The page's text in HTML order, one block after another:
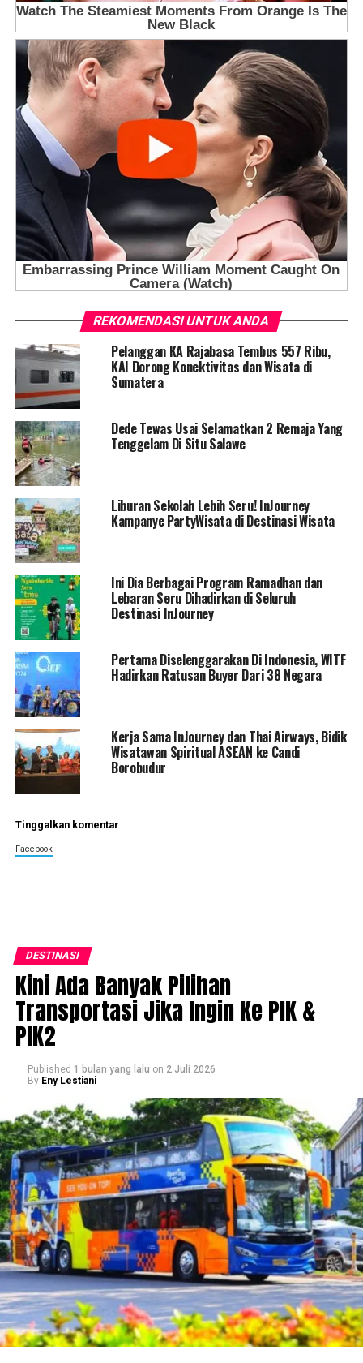
REKOMENDASI UNTUK ANDA
Pelanggan KA Rajabasa Tembus 557 Ribu,
KAI Dorong Konektivitas dan Wisata di
Sumatera
Dede Tewas Usai Selamatkan 2 Remaja Yang
Tenggelam Di Situ Salawe
Liburan Sekolah Lebih Seru! InJourney
Kampanye PartyWisata di Destinasi Wisata
Ini Dia Berbagai Program Ramadhan dan
Lebaran Seru Dihadirkan di Seluruh
Destinasi InJourney
Pertama Diselenggarakan Di Indonesia, WITF
Hadirkan Ratusan Buyer Dari 38 Negara
Kerja Sama InJourney dan Thai Airways, Bidik
Wisatawan Spiritual ASEAN ke Candi
Borobudur
Tinggalkan komentar
Facebook
DESTINASI
Kini Ada Banyak Pilihan
Transportasi Jika Ingin Ke PIK &
PIK2
Published 1 bulan yang lalu on 2 Juli 2026
By Eny Lestiani